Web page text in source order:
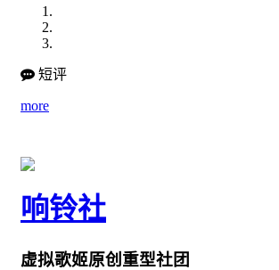
短评
more
响铃社
虚拟歌姬原创重型社团